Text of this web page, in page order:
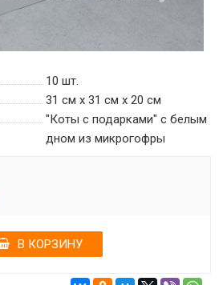
10 шт.
31 см х 31 см х 20 см
"Коты с подарками" c белым
дном из микрогофры
В КОРЗИНУ